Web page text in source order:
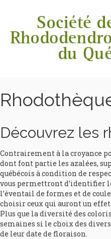
Découvrez les
Contrairement à la croyance
dont font partie les azalées,
québécois à condition de
vous permettront d’identifier
l’éventail de formes et de
choisir ceux qui auront un
Plus que la diversité des
semaines si le choix des
de leur date de floraison.